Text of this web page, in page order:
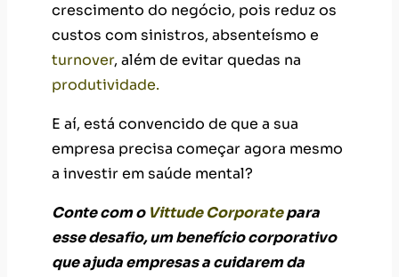
crescimento do negócio, pois reduz os
custos com sinistros, absenteísmo e
turnover, além de evitar quedas na
produtividade.
E aí, está convencido de que a sua
empresa precisa começar agora mesmo
a investir em saúde mental?
Conte com o Vittude Corporatepara
esse desafio, um benefício corporativo
que ajuda empresas a cuidarem da